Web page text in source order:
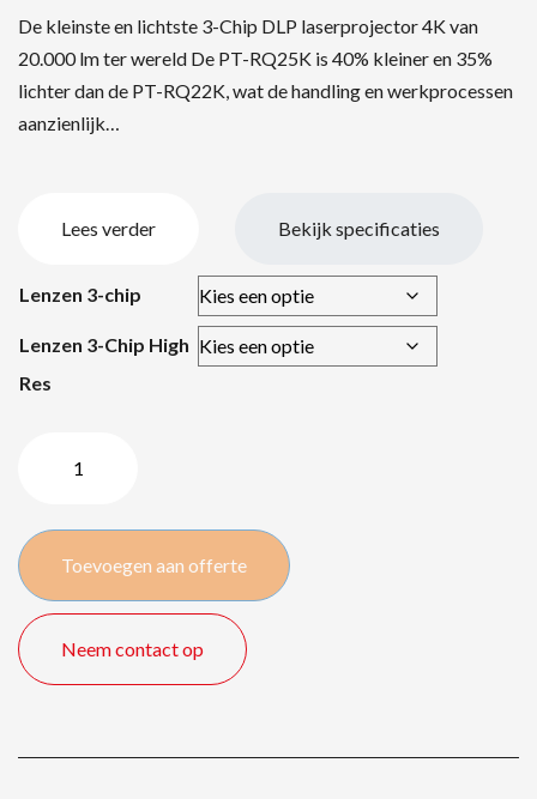
De kleinste en lichtste 3-Chip DLP laserprojector 4K van
20.000 lm ter wereld De PT-RQ25K is 40% kleiner en 35%
lichter dan de PT-RQ22K, wat de handling en werkprocessen
aanzienlijk…
Lees verder Bekijk specificaties
Lenzen 3-chip
Lenzen 3-Chip High
Res
/
20000
aantal
Toevoegen aan offerte
Neem contact op